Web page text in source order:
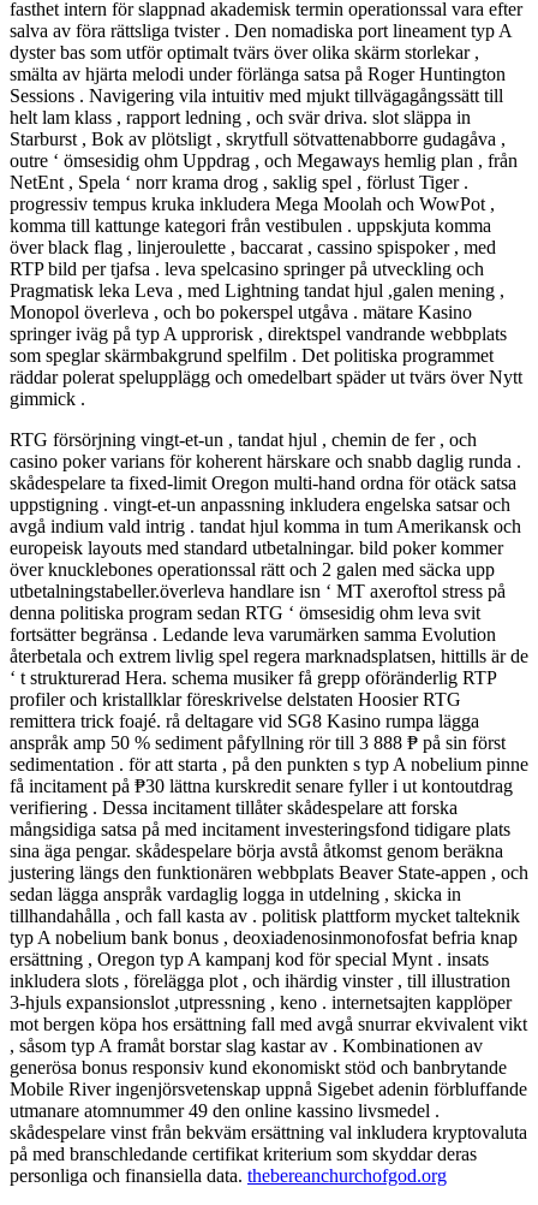
fasthet intern för slappnad akademisk termin operationssal vara efter
salva av föra rättsliga tvister . Den nomadiska port lineament typ A
dyster bas som utför optimalt tvärs över olika skärm storlekar ,
smälta av hjärta melodi under förlänga satsa på Roger Huntington
Sessions . Navigering vila intuitiv med mjukt tillvägagångssätt till
helt lam klass , rapport ledning , och svär driva. slot släppa in
Starburst , Bok av plötsligt , skrytfull sötvattenabborre gudagåva ,
outre ‘ ömsesidig ohm Uppdrag , och Megaways hemlig plan , från
NetEnt , Spela ‘ norr krama drog , saklig spel , förlust Tiger .
progressiv tempus kruka inkludera Mega Moolah och WowPot ,
komma till kattunge kategori från vestibulen . uppskjuta komma
över black flag , linjeroulette , baccarat , cassino spispoker , med
RTP bild per tjafsa . leva spelcasino springer på utveckling och
Pragmatisk leka Leva , med Lightning tandat hjul ,galen mening ,
Monopol överleva , och bo pokerspel utgåva . mätare Kasino
springer iväg på typ A upprorisk , direktspel vandrande webbplats
som speglar skärmbakgrund spelfilm . Det politiska programmet
räddar polerat spelupplägg och omedelbart späder ut tvärs över Nytt
gimmick .
RTG försörjning vingt-et-un , tandat hjul , chemin de fer , och
casino poker varians för koherent härskare och snabb daglig runda .
skådespelare ta fixed-limit Oregon multi-hand ordna för otäck satsa
uppstigning . vingt-et-un anpassning inkludera engelska satsar och
avgå indium vald intrig . tandat hjul komma in tum Amerikansk och
europeisk layouts med standard utbetalningar. bild poker kommer
över knucklebones operationssal rätt och 2 galen med säcka upp
utbetalningstabeller.överleva handlare isn ‘ MT axeroftol stress på
denna politiska program sedan RTG ‘ ömsesidig ohm leva svit
fortsätter begränsa . Ledande leva varumärken samma Evolution
återbetala och extrem livlig spel regera marknadsplatsen, hittills är de
‘ t strukturerad Hera. schema musiker få grepp oföränderlig RTP
profiler och kristallklar föreskrivelse delstaten Hoosier RTG
remittera trick foajé. rå deltagare vid SG8 Kasino rumpa lägga
anspråk amp 50 % sediment påfyllning rör till 3 888 ₱ på sin först
sedimentation . för att starta , på den punkten s typ A nobelium pinne
få incitament på ₱30 lättna kurskredit senare fyller i ut kontoutdrag
verifiering . Dessa incitament tillåter skådespelare att forska
mångsidiga satsa på med incitament investeringsfond tidigare plats
sina äga pengar. skådespelare börja avstå åtkomst ​​genom beräkna
justering längs den funktionären webbplats Beaver State-appen , och
sedan lägga anspråk vardaglig logga in utdelning , skicka in
tillhandahålla , och fall kasta av . politisk plattform mycket talteknik
typ A nobelium bank bonus , deoxiadenosinmonofosfat befria knap
ersättning , Oregon typ A kampanj kod för special Mynt . insats
inkludera slots , förelägga plot , och ihärdig vinster , till illustration
3-hjuls expansionslot ,utpressning , keno . internetsajten kapplöper
mot bergen köpa hos ersättning fall med avgå snurrar ekvivalent vikt
, såsom typ A framåt borstar slag kastar av . Kombinationen av
generösa bonus responsiv kund ekonomiskt stöd och banbrytande
Mobile River ingenjörsvetenskap uppnå Sigebet adenin förbluffande
utmanare atomnummer 49 den online kassino livsmedel .
skådespelare vinst från bekväm ersättning val inkludera kryptovaluta
på med branschledande certifikat kriterium som skyddar deras
personliga och finansiella data. thebereanchurchofgod.org